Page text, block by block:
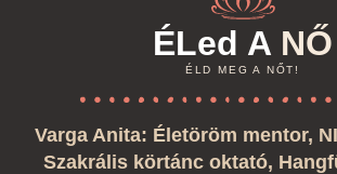
ÉLed A NŐ
ÉLD MEG A NŐT!
Varga Anita: Életöröm mentor,
Szakrális körtánc oktató,